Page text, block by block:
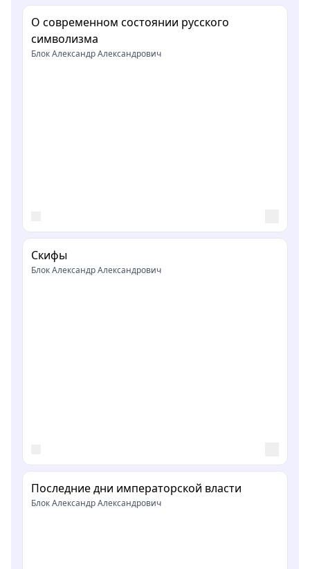
О современном состоянии русского
символизма
Блок Александр Александрович
Скифы
Блок Александр Александрович
Последние дни императорской власти
Блок Александр Александрович